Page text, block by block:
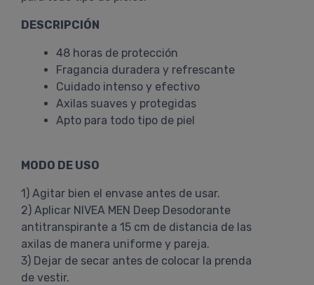
DESCRIPCIÓN
48 horas de protección
Fragancia duradera y refrescante
Cuidado intenso y efectivo
Axilas suaves y protegidas
Apto para todo tipo de piel
MODO DE USO
1) Agitar bien el envase antes de usar.
2) Aplicar NIVEA MEN Deep Desodorante
antitranspirante a 15 cm de distancia de las
axilas de manera uniforme y pareja.
3) Dejar de secar antes de colocar la prenda
de vestir.